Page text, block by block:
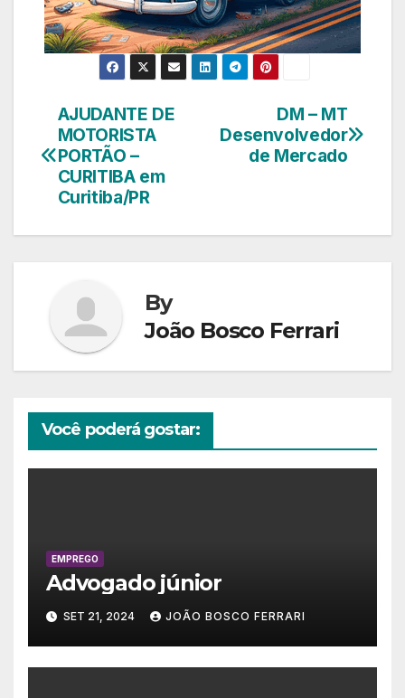
Navegação
de
Post
DM – MT
Desenvolvedor
de Mercado
AJUDANTE DE
MOTORISTA
PORTÃO –
CURITIBA em
Curitiba/PR
By
João Bosco Ferrari
Você poderá gostar:
EMPREGO
Advogado júnior
SET 21, 2024 JOÃO BOSCO FERRARI